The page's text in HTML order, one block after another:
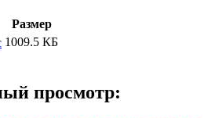
Размер
1009.5 КБ
просмотр: